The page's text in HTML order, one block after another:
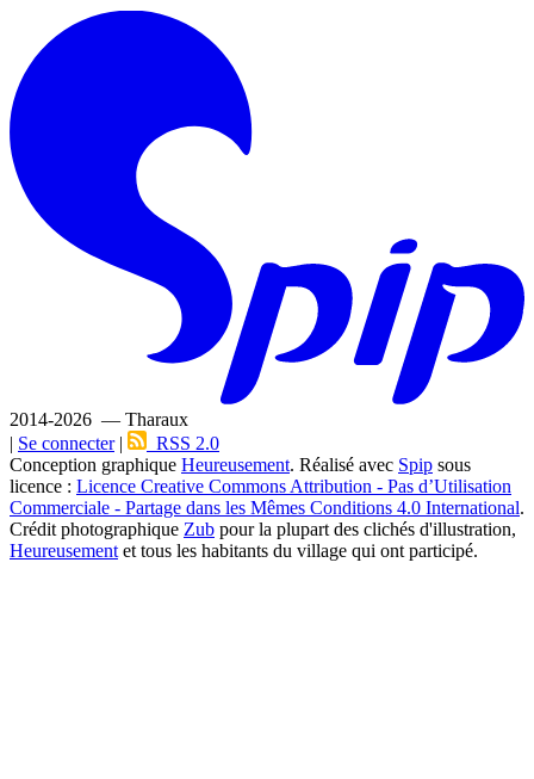
2014-2026 — Tharaux
| Se connecter|
RSS 2.0
Conception graphique Heureusement. Réalisé avec Spip sous
licence : Licence Creative Commons Attribution - Pas d’Utilisation
Commerciale - Partage dans les Mêmes Conditions 4.0 International.
Crédit photographique Zub pour la plupart des clichés d'illustration,
Heureusement et tous les habitants du village qui ont participé.